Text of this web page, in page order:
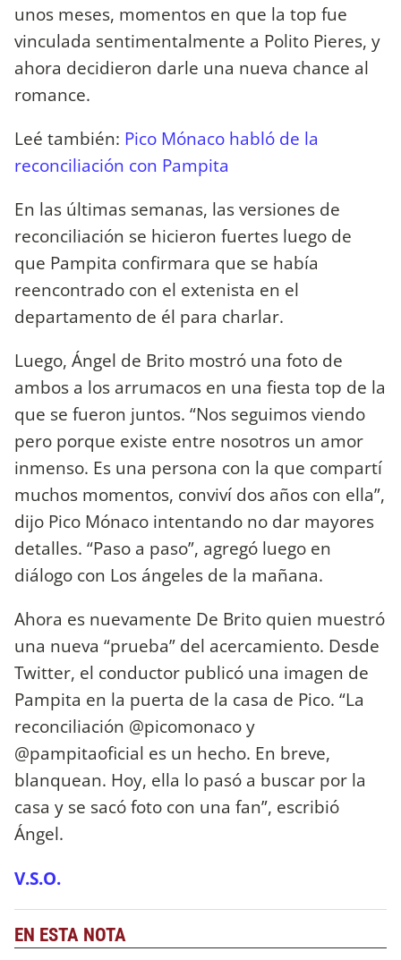
unos meses, momentos en que la top fue
vinculada sentimentalmente a Polito Pieres, y
ahora decidieron darle una nueva chance al
romance.
Leé también: Pico Mónaco habló de la
reconciliación con Pampita
En las últimas semanas, las versiones de
reconciliación se hicieron fuertes luego de
que Pampita confirmara que se había
reencontrado con el extenista en el
departamento de él para charlar.
Luego, Ángel de Brito mostró una foto de
ambos a los arrumacos en una fiesta top de la
que se fueron juntos. “Nos seguimos viendo
pero porque existe entre nosotros un amor
inmenso. Es una persona con la que compartí
muchos momentos, conviví dos años con ella”,
dijo Pico Mónaco intentando no dar mayores
detalles. “Paso a paso”, agregó luego en
diálogo con Los ángeles de la mañana.
Ahora es nuevamente De Brito quien muestró
una nueva “prueba” del acercamiento. Desde
Twitter, el conductor publicó una imagen de
Pampita en la puerta de la casa de Pico. “La
reconciliación @picomonaco y
@pampitaoficial es un hecho. En breve,
blanquean. Hoy, ella lo pasó a buscar por la
casa y se sacó foto con una fan”, escribió
Ángel.
V.S.O.
EN ESTA NOTA